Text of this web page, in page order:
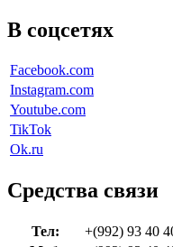
В соцсетях
Facebook.com
Instagram.com
Youtube.com
TikTok
Ok.ru
Средства связи
Тел:
+(992) 93 40